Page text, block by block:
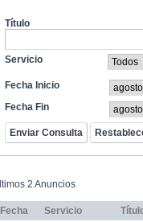
Título
Servicio
Fecha Inicio
Fecha Fin
2 Anuncios
Fecha Servicio